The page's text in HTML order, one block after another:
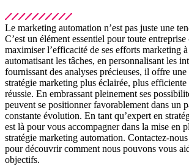
Le marketing automation n’est pas juste une
C’est un élément essentiel pour toute entreprise
maximiser l’efficacité de ses efforts marketing
automatisant les tâches, en personnalisant les
fournissant des analyses précieuses, il offre
stratégie marketing plus éclairée, plus
réussie. En embrassant pleinement ses
peuvent se positionner favorablement dans un
constante évolution. En tant qu’expert en
est là pour vous accompagner dans la mise en
stratégie marketing automation. Contactez-
pour découvrir comment nous pouvons vous
objectifs.